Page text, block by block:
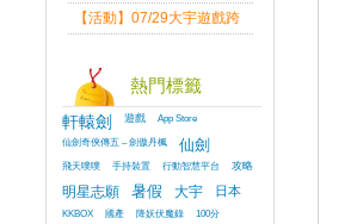
限量發送中
【活動】07/29大宇遊戲跨
熱門標籤
軒轅劍
遊戲
App Store
仙劍奇俠傳五 – 劍傲丹楓
仙劍
飛天噗噗 手持裝置 行動智慧平台 攻略
明星志願 暑假 大宇 日本
KKBOX 國產 降妖伏魔錄
100分